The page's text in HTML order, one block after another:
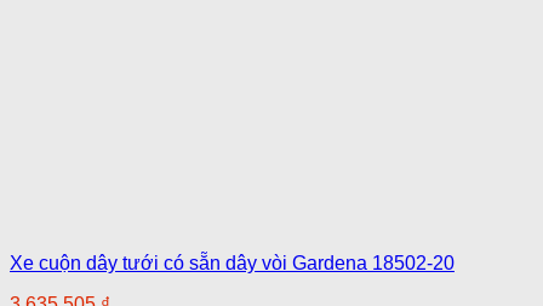
Xe cuộn dây tưới có sẵn dây vòi Gardena 18502-20